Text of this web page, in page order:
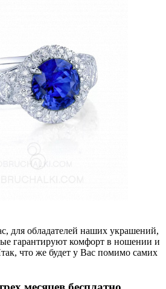
для обладателей наших украшений,
гарантируют комфорт в ношении и
что же будет у Вас помимо самих